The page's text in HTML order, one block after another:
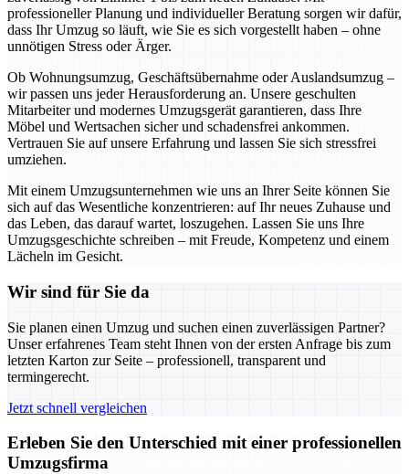
professioneller Planung und individueller Beratung sorgen wir dafür,
dass Ihr Umzug so läuft, wie Sie es sich vorgestellt haben – ohne
unnötigen Stress oder Ärger.
Ob Wohnungsumzug, Geschäftsübernahme oder Auslandsumzug –
wir passen uns jeder Herausforderung an. Unsere geschulten
Mitarbeiter und modernes Umzugsgerät garantieren, dass Ihre
Möbel und Wertsachen sicher und schadensfrei ankommen.
Vertrauen Sie auf unsere Erfahrung und lassen Sie sich stressfrei
umziehen.
Mit einem Umzugsunternehmen wie uns an Ihrer Seite können Sie
sich auf das Wesentliche konzentrieren: auf Ihr neues Zuhause und
das Leben, das darauf wartet, loszugehen. Lassen Sie uns Ihre
Umzugsgeschichte schreiben – mit Freude, Kompetenz und einem
Lächeln im Gesicht.
Wir sind für Sie da
Sie planen einen Umzug und suchen einen zuverlässigen Partner?
Unser erfahrenes Team steht Ihnen von der ersten Anfrage bis zum
letzten Karton zur Seite – professionell, transparent und
termingerecht.
Jetzt schnell vergleichen
Erleben Sie den Unterschied mit einer professionellen
Umzugsfirma